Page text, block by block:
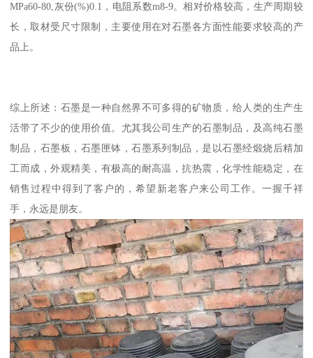
MPa60-80,灰份(%)0.1，电阻系数m8-9。相对价格较高，生产周期较
长，取材受尺寸限制，主要使用在对石墨各方面性能要求较高的产
品上。
综上所述：石墨是一种自然界不可多得的矿物质，给人类的生产生
活带了不少的使用价值。尤其我公司生产的石墨制品，及高纯石墨
制品，石墨板，石墨匣钵，石墨系列制品，是以石墨经煅烧后精加
工而成，外观精美，有极高的耐高温，抗热震，化学性能稳定，在
销售过程中得到了客户的，希望新老客户来公司工作。一握千祥
手，永远是朋友。